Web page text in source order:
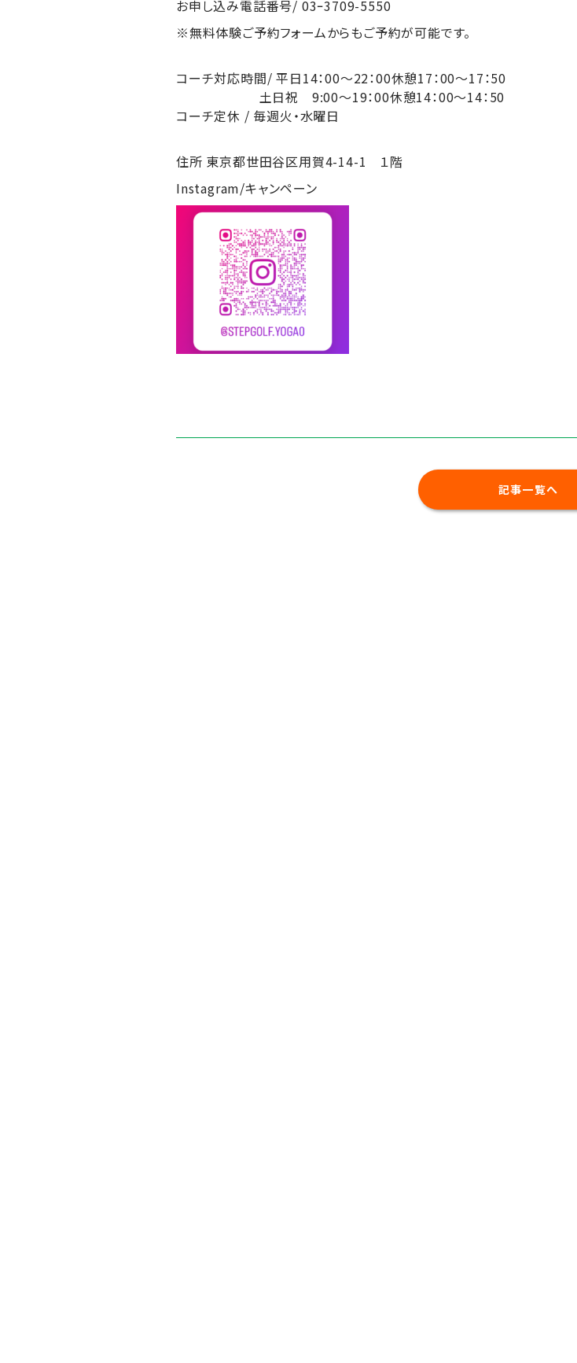
お申し込み電話番号/ 03ｰ3709-5550
※無料体験ご予約フォームからもご予約が可能です。
コーチ対応時間/ 平日14：00～22：00休憩17：00～17：50
土日祝 9:00～19：00休憩14：00～14：50
コーチ定休 / 毎週火・水曜日
住所 東京都世田谷区用賀4-14-1 １階
Instagram/キャンペーン
記事一覧へ